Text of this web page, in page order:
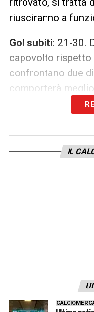
riusciranno a
Gol subiti: 21-30.
capovolto rispetto
confrontano due
comporterà meglio.
: 51,5-
(di poco) degli
ultimi anni
Tiri nello
IL